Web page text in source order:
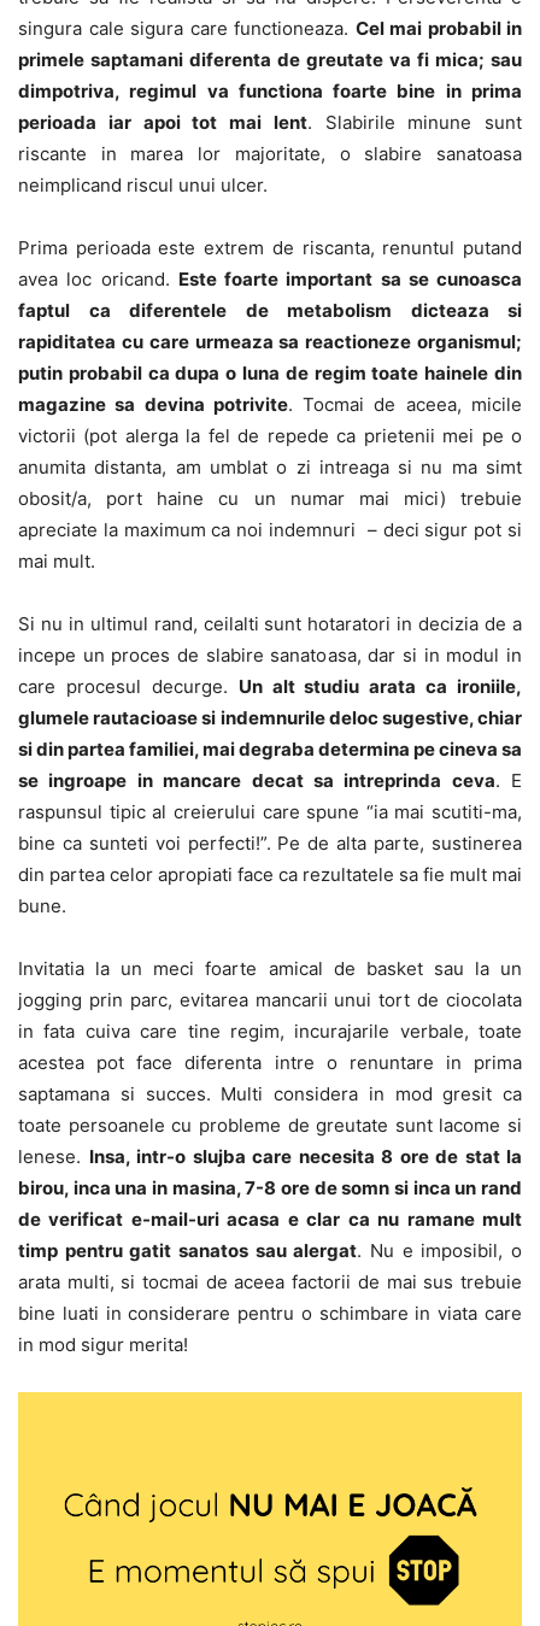
singura cale sigura care functioneaza. Cel mai probabil in
primele saptamani diferenta de greutate va fi mica; sau
dimpotriva, regimul va functiona foarte bine in prima
perioada iar apoi tot mai lent. Slabirile minune sunt
riscante in marea lor majoritate, o slabire sanatoasa
neimplicand riscul unui ulcer.
Prima perioada este extrem de riscanta, renuntul putand
avea loc oricand. Este foarte important sa se cunoasca
faptul ca diferentele de metabolism dicteaza si
rapiditatea cu care urmeaza sa reactioneze organismul;
putin probabil ca dupa o luna de regim toate hainele din
magazine sa devina potrivite. Tocmai de aceea, micile
victorii (pot alerga la fel de repede ca prietenii mei pe o
anumita distanta, am umblat o zi intreaga si nu ma simt
obosit/a, port haine cu un numar mai mici) trebuie
apreciate la maximum ca noi indemnuri – deci sigur pot si
mai mult.
Si nu in ultimul rand, ceilalti sunt hotaratori in decizia de a
incepe un proces de slabire sanatoasa, dar si in modul in
care procesul decurge. Un alt studiu arata ca ironiile,
glumele rautacioase si indemnurile deloc sugestive, chiar
si din partea familiei, mai degraba determina pe cineva sa
se ingroape in mancare decat sa intreprinda ceva. E
raspunsul tipic al creierului care spune “ia mai scutiti-ma,
bine ca sunteti voi perfecti!”. Pe de alta parte, sustinerea
din partea celor apropiati face ca rezultatele sa fie mult mai
bune.
Invitatia la un meci foarte amical de basket sau la un
jogging prin parc, evitarea mancarii unui tort de ciocolata
in fata cuiva care tine regim, incurajarile verbale, toate
acestea pot face diferenta intre o renuntare in prima
saptamana si succes. Multi considera in mod gresit ca
toate persoanele cu probleme de greutate sunt lacome si
lenese. Insa, intr-o slujba care necesita 8 ore de stat la
birou, inca una in masina, 7-8 ore de somn si inca un rand
de verificat e-mail-uri acasa e clar ca nu ramane mult
timp pentru gatit sanatos sau alergat. Nu e imposibil, o
arata multi, si tocmai de aceea factorii de mai sus trebuie
bine luati in considerare pentru o schimbare in viata care
in mod sigur merita!